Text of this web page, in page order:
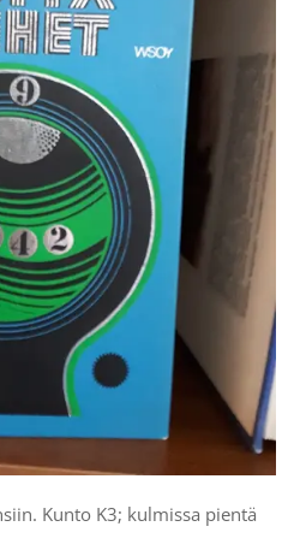
Kunto K3; kulmissa pientä